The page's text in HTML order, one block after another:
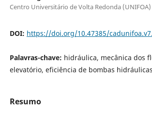
Centro Universitário de Volta Redonda (UNIFOA)
DOI: https://doi.org/10.47385/
Palavras-chave: hidráulica, mecânica dos
elevatório, eficiência de bombas hidráulicas
Resumo